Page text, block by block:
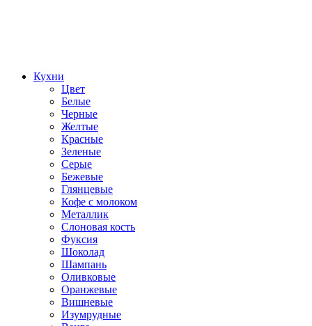
Кухни
Цвет
Белые
Черные
Желтые
Красные
Зеленые
Серые
Бежевые
Глянцевые
Кофе с молоком
Металлик
Слоновая кость
Фуксия
Шоколад
Шампань
Оливковые
Оранжевые
Вишневые
Изумрудные